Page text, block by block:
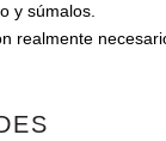
y súmalos.
realmente